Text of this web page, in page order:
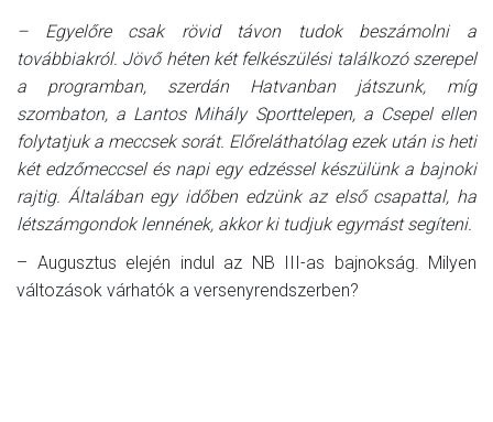
– Egyelőre csak rövid távon tudok beszámolni a
továbbiakról. Jövő héten két felkészülési találkozó szerepel
a programban, szerdán Hatvanban játszunk, míg
szombaton, a Lantos Mihály Sporttelepen, a Csepel ellen
folytatjuk a meccsek sorát. Előreláthatólag ezek után is heti
két edzőmeccsel és napi egy edzéssel készülünk a bajnoki
rajtig. Általában egy időben edzünk az első csapattal, ha
létszámgondok lennének, akkor ki tudjuk egymást segíteni.
– Augusztus elején indul az NB III-as bajnokság. Milyen
változások várhatók a versenyrendszerben?